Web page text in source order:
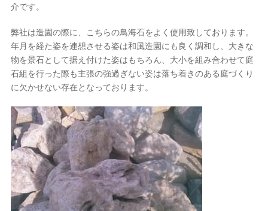
介です。
弊社は造園の際に、こちらの鳥海石をよく使用致しております。
年月を経た姿を連想させる姿は和風造園にも良く調和し、大きな
物を景石として据え付けた姿はもちろん、大小を組み合わせて庭
石組を行った際も主張の強過ぎない姿は落ち着きのある庭づくり
に欠かせない存在となっております。